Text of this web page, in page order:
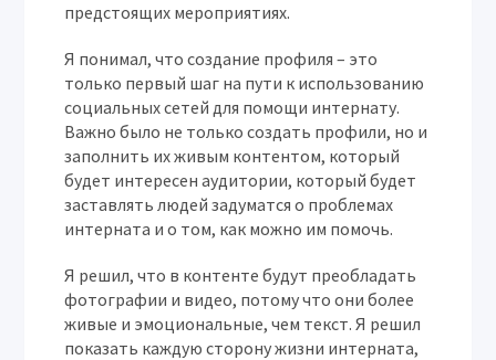
предстоящих мероприятиях.
Я понимал, что создание профиля – это
только первый шаг на пути к использованию
социальных сетей для помощи интернату.
Важно было не только создать профили, но и
заполнить их живым контентом, который
будет интересен аудитории, который будет
заставлять людей задуматся о проблемах
интерната и о том, как можно им помочь.
Я решил, что в контенте будут преобладать
фотографии и видео, потому что они более
живые и эмоциональные, чем текст. Я решил
показать каждую сторону жизни интерната,